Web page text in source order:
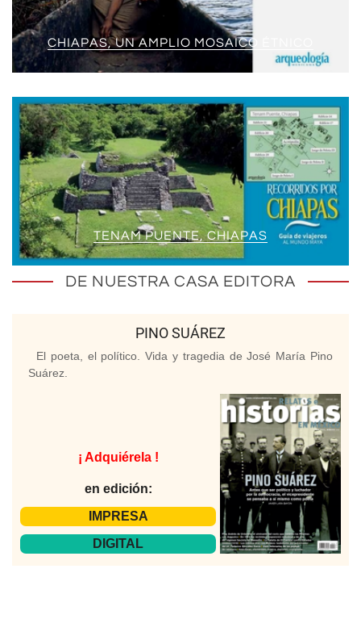
CHIAPAS, UN AMPLIO MOSAICO ÉTNICO
TENAM PUENTE, CHIAPAS
DE NUESTRA CASA EDITORA
PINO SUÁREZ
El poeta, el político. Vida y tragedia de José María Pino
Suárez.
¡ Adquiérela !
en edición:
IMPRESA
DIGITAL